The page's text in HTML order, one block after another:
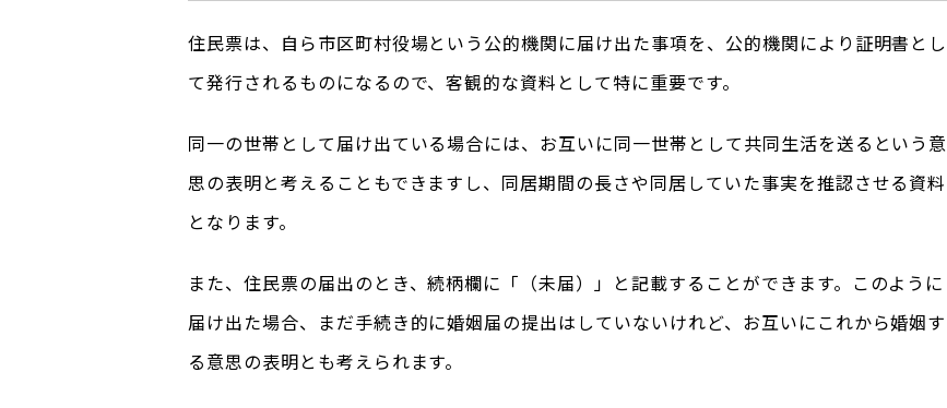
住民票は、自ら市区町村役場という公的機関に届け出た事項を、公的機関により証明書とし
て発行されるものになるので、客観的な資料として特に重要です。
同一の世帯として届け出ている場合には、お互いに同一世帯として共同生活を送るという意
思の表明と考えることもできますし、同居期間の長さや同居していた事実を推認させる資料
となります。
また、住民票の届出のとき、続柄欄に「（未届）」と記載することができます。このように
届け出た場合、まだ手続き的に婚姻届の提出はしていないけれど、お互いにこれから婚姻す
る意思の表明とも考えられます。